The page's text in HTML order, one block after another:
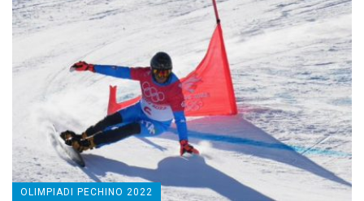
OLIMPIADI PECHINO 2022